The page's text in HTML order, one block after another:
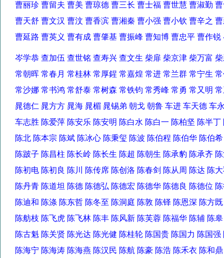
曹丽珍 曹留夫 曹美 曹琼德 曹三长 曹士福 曹世慧 曹淑勤
曹天舒 曹文汉 曹汶 曹香滨 曹湘秦 曹小强 曹小钦 曹辛之
曹延路 曹英义 曹有成 曹肇基 曹振峰 曹知博 曹忠平 曹作
岑学恭 查加伍 查世铭 查寿兴 查文生 柴扉 柴京津 柴万富
常朝晖 常春月 常桂林 常厚鍟 常嘉煌 常进 常兰群 常宁生
常沙娜 常书鸿 常舒泰 常树森 常铁钧 常秀峰 常勇 常又明
晁德仁 晁方方 晁海 晁楣 晁锡弟 朝戈 朝鲁 车进 车天德
车志胜 陈爱萍 陈安乐 陈安明 陈白水 陈白一 陈柏坚 陈半
陈北 陈本宗 陈斌 陈冰心 陈秉玺 陈波 陈伯程 陈伯华 陈伯
陈跛子 陈昌柱 陈长岭 陈长生 陈超 陈朝生 陈承豹 陈承齐
陈初电 陈初良 陈川 陈传席 陈创洛 陈春剑 陈从周 陈达 陈
陈丹青 陈道坦 陈德 陈德弘 陈德宏 陈德华 陈德良 陈德位
陈迪和 陈涤 陈东哲 陈冬至 陈洞庭 陈敦 陈铎 陈恩深 陈方
陈舫枝 陈飞虎 陈飞林 陈丰 陈风新 陈芙蓉 陈福华 陈辅 陈
陈古魁 陈关贤 陈光达 陈光健 陈桂轮 陈国贵 陈国力 陈国
陈海宁 陈海涛 陈海燕 陈汉民 陈航 陈豪 陈浩 陈禾衣 陈和